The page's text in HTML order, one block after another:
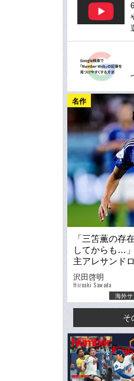
名作
「三笘薫の存
してからも…
主アレサンド
そ日本の対応力
沢田啓明
Hiroaki Sawada
海外サ
そ